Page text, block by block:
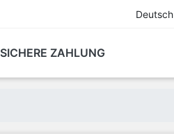
Deutsch
SICHERE ZAHLUNG